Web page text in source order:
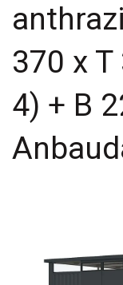
370 x
4) + B